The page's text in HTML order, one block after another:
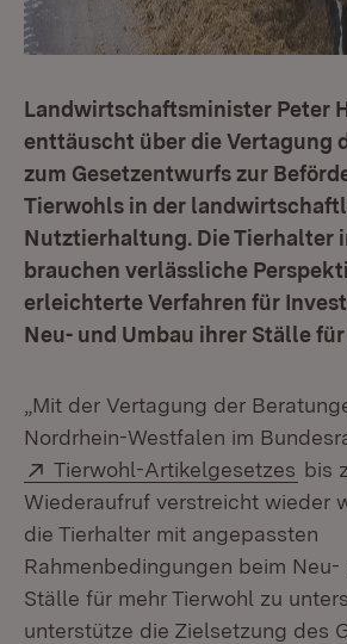
Landwirtschaftsminister Peter
enttäuscht über die Vertagung
zum Gesetzentwurfs zur
Tierwohls in der
Nutztierhaltung. Die Tierhalter
brauchen verlässliche
erleichterte Verfahren für
Neu- und Umbau ihrer Ställe
„Mit der Vertagung der
Nordrhein-Westfalen im
Extern:
Tierwohl-Artikelgesetzes bis
Wiederaufruf verstreicht wieder
die Tierhalter mit angepassten
Rahmenbedingungen beim Neu-
Ställe für mehr Tierwohl zu
unterstütze die Zielsetzung des